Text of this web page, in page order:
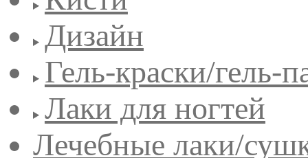
Дизайн
Гель-краски/гель-
Лаки для ногтей
Лечебные лаки/